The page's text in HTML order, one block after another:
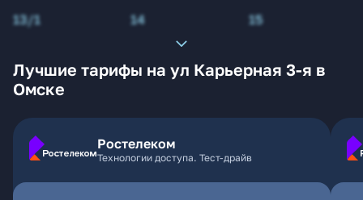
13/1
14 15
Лучшие тарифы на ул Карьерная 3-я в
Омске
Ростелеком
Технологии доступа. Тест-драйв